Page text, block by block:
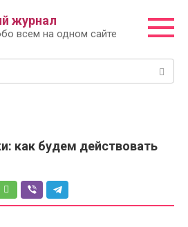
журнал
всем на одном сайте
как будем действовать